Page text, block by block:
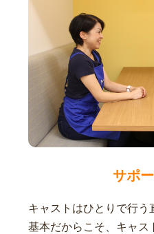
サポ
キャストはひとりで行
基本だからこそ、キャス